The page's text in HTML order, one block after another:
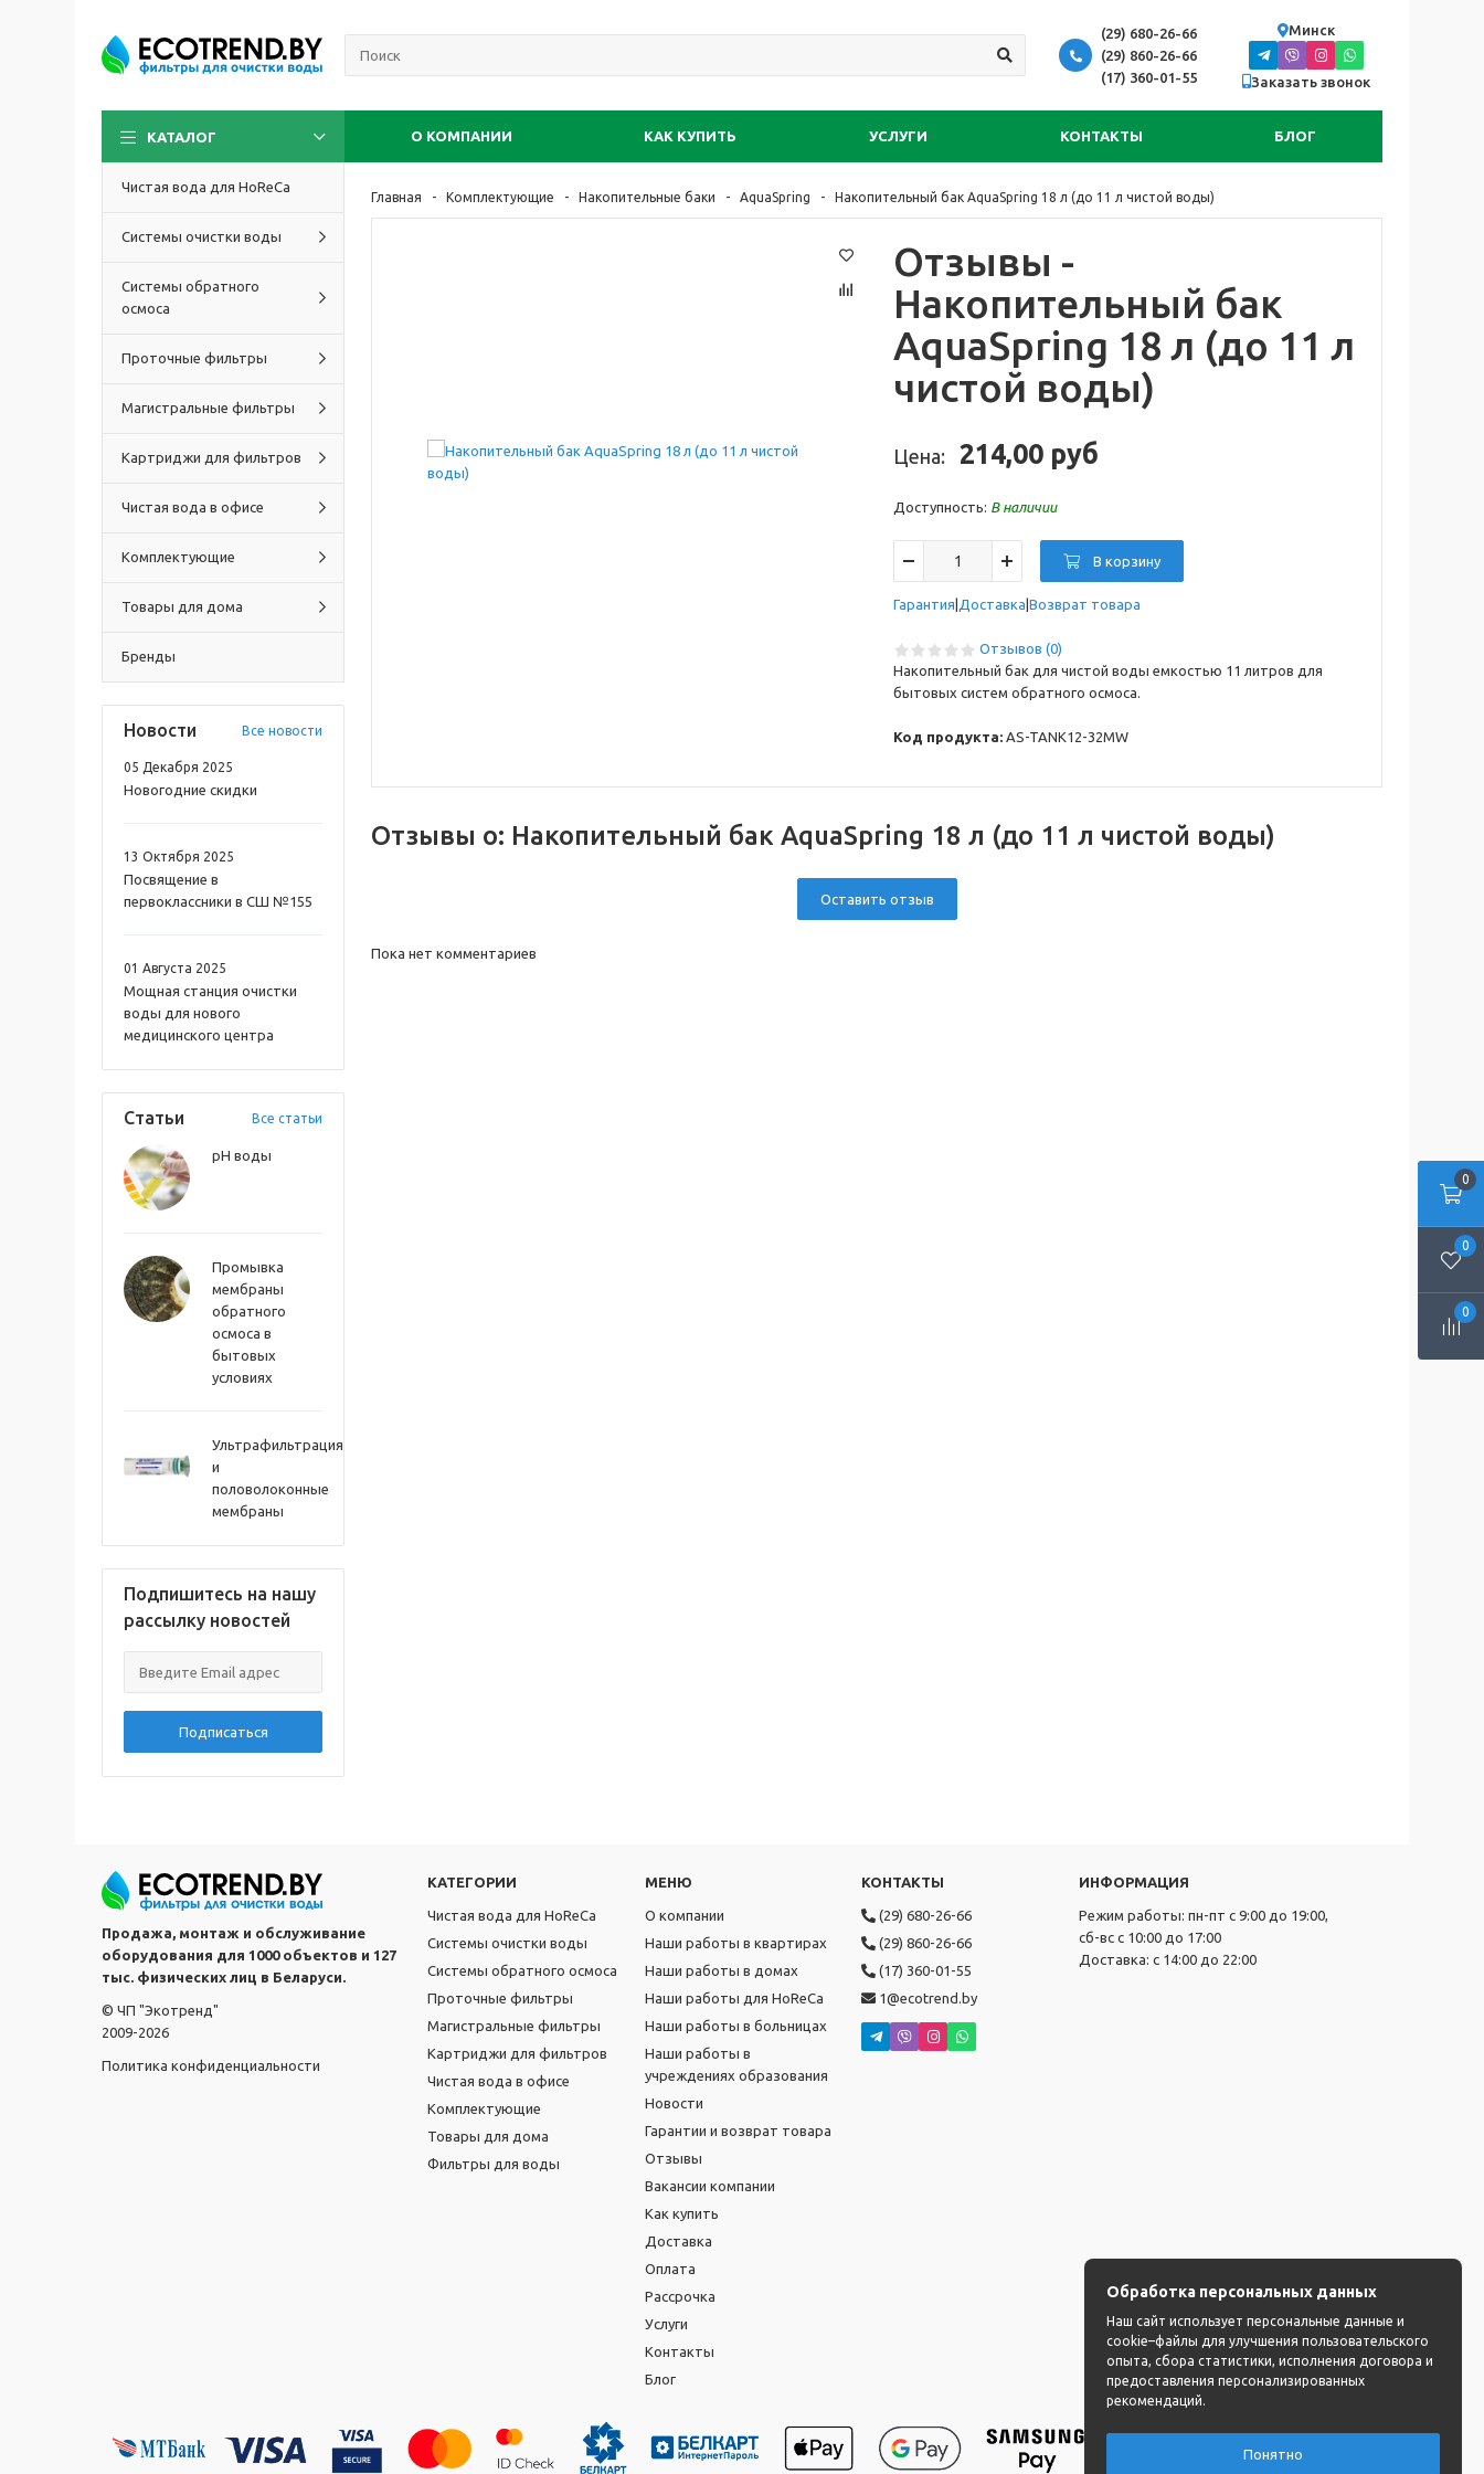
(29) 680-26-66
(29) 860-26-66
(17) 360-01-55
Минск
Заказать звонок
КАТАЛОГ О КОМПАНИИ КАК КУПИТЬ УСЛУГИ КОНТАКТЫ БЛОГ
0
0
0
Чистая вода для HoReCa
Системы очистки воды
Системы обратного
осмоса
Проточные фильтры
Магистральные фильтры
Картриджи для фильтров
Чистая вода в офисе
Комплектующие
Товары для дома
Бренды
Новости Все новости
05 Декабря 2025
Новогодние скидки
13 Октября 2025
Посвящение в
первоклассники в СШ №155
01 Августа 2025
Мощная станция очистки
воды для нового
медицинского центра
Статьи Все статьи
pH воды
Промывка
мембраны
обратного
осмоса в
бытовых
условиях
Ультрафильтрация
и
половолоконные
мембраны
Подпишитесь на нашу
рассылку новостей
Подписаться
Главная Комплектующие Накопительные баки AquaSpring Накопительный бак AquaSpring 18 л (до 11 л чистой воды)
Отзывы -
Накопительный бак
AquaSpring 18 л (до 11 л
чистой воды)
Цена: 214,00 руб
Доступность: В наличии
В корзину
Гарантия Доставка Возврат товара
Отзывов (0)
Накопительный бак для чистой воды емкостью 11 литров для
бытовых систем обратного осмоса.
Код продукта: AS-TANK12-32MW
Отзывы о: Накопительный бак AquaSpring 18 л (до 11 л чистой воды)
Оставить отзыв
Пока нет комментариев
Продажа, монтаж и обслуживание
оборудования для 1000 объектов и 127
тыс. физических лиц в Беларуси.
© ЧП "Экотренд"
2009-2026
Политика конфиденциальности
КАТЕГОРИИ
Чистая вода для HoReCa
Системы очистки воды
Системы обратного осмоса
Проточные фильтры
Магистральные фильтры
Картриджи для фильтров
Чистая вода в офисе
Комплектующие
Товары для дома
Фильтры для воды
МЕНЮ
О компании
Наши работы в квартирах
Наши работы в домах
Наши работы для HoReCa
Наши работы в больницах
Наши работы в
учреждениях образования
Новости
Гарантии и возврат товара
Отзывы
Вакансии компании
Как купить
Доставка
Оплата
Рассрочка
Услуги
Контакты
Блог
КОНТАКТЫ
(29) 680-26-66
(29) 860-26-66
(17) 360-01-55
1@ecotrend.by
ИНФОРМАЦИЯ
Режим работы: пн-пт с 9:00 до 19:00,
сб-вс с 10:00 до 17:00
Доставка: с 14:00 до 22:00
Обработка персональных данных
Наш сайт использует персональные данные и
cookie–файлы для улучшения пользовательского
опыта, сбора статистики, исполнения договора и
предоставления персонализированных
рекомендаций.
Понятно